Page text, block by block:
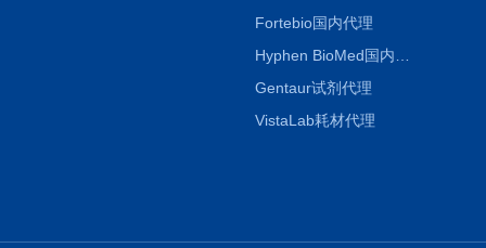
Fortebio国内代理
Gentaur试剂代理
VistaLab耗材代理